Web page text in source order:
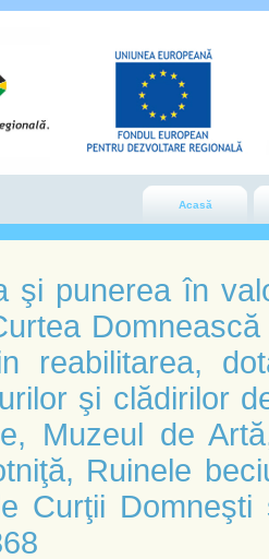
Acasă
şi punerea în
reabilitarea,
şi clădirilor
Muzeul de
Ruinele
Curţii